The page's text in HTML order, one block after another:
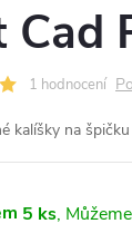
Cad
1 hodnocení
kalíšky na
5 ks